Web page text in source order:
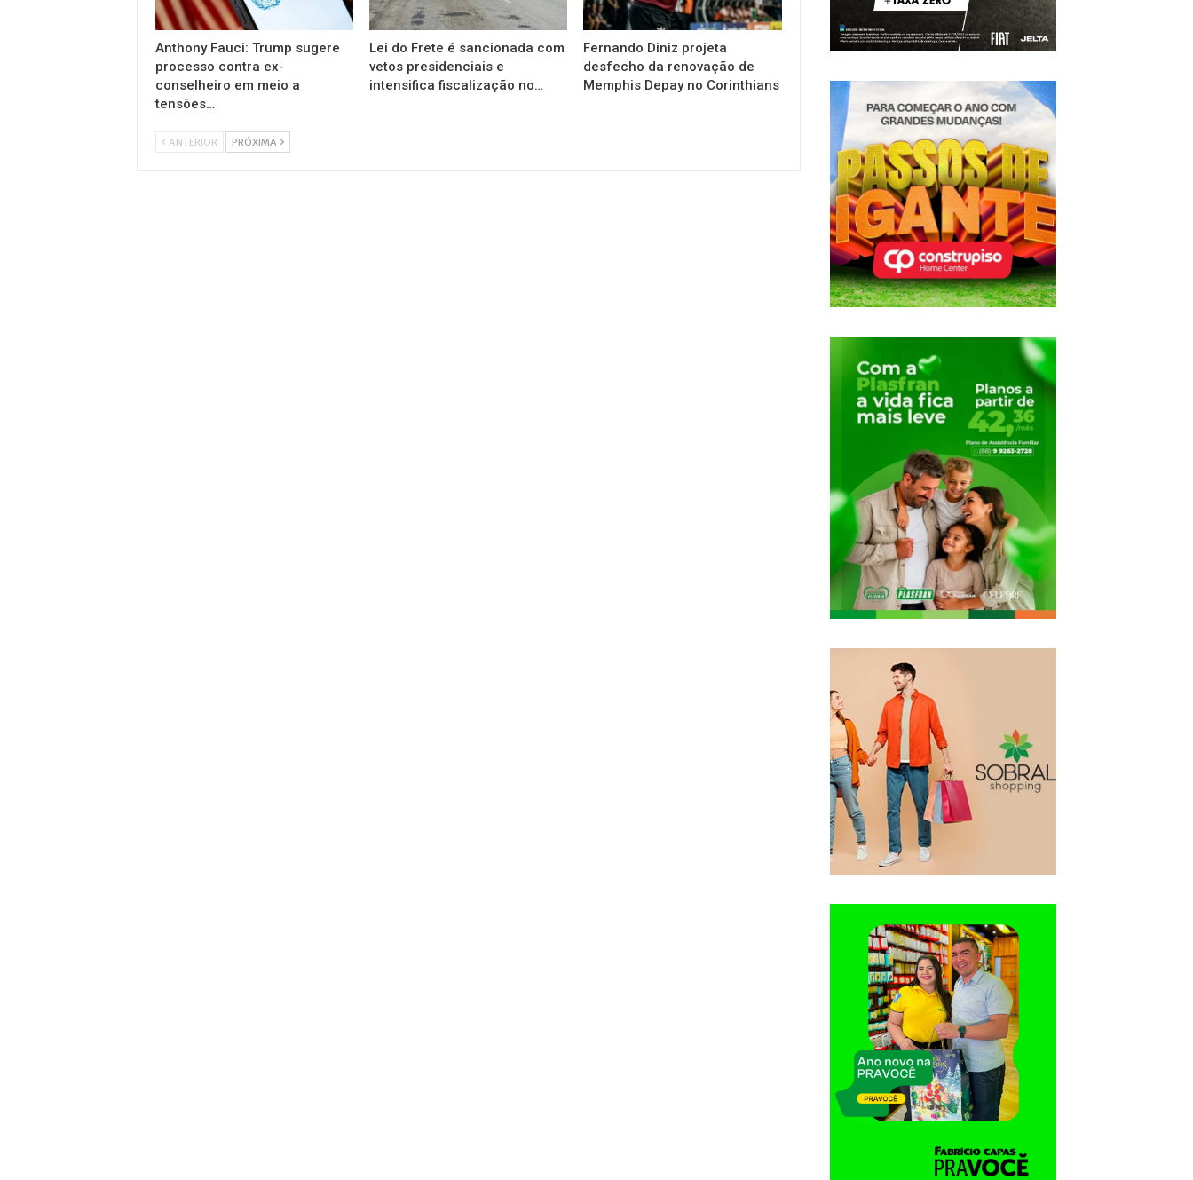
Anthony Fauci: Trump sugere
processo contra ex-
conselheiro em meio a
tensões…
Lei do Frete é sancionada com
vetos presidenciais e
intensifica fiscalização no…
Fernando Diniz projeta
desfecho da renovação de
Memphis Depay no Corinthians
ANTERIOR PRÓXIMA